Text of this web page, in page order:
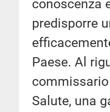
conoscenza
predisporre
Paese. Al
Salute, una